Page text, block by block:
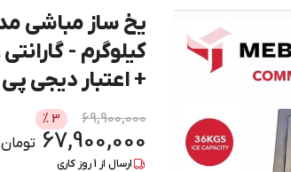
ســــریع
+ اعتبار دیجی پی
69,900,000
3
%
67,900,000 تومان
ارسال از 1روز کاری